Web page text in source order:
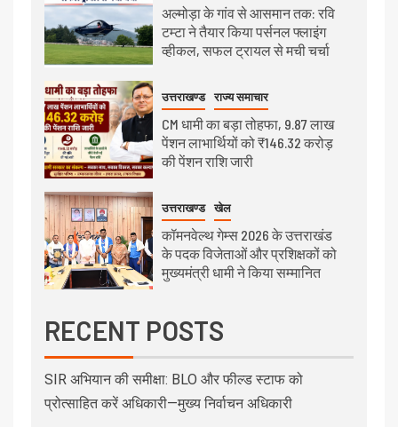
अल्मोड़ा के गांव से आसमान तक: रवि
टम्टा ने तैयार किया पर्सनल फ्लाइंग
व्हीकल, सफल ट्रायल से मची चर्चा
उत्तराखण्ड राज्य समाचार
CM धामी का बड़ा तोहफा, 9.87 लाख
पेंशन लाभार्थियों को ₹146.32 करोड़
की पेंशन राशि जारी
उत्तराखण्ड खेल
कॉमनवेल्थ गेम्स 2026 के उत्तराखंड
के पदक विजेताओं और प्रशिक्षकों को
मुख्यमंत्री धामी ने किया सम्मानित
RECENT POSTS
SIR अभियान की समीक्षा: BLO और फील्ड स्टाफ को
प्रोत्साहित करें अधिकारी—मुख्य निर्वाचन अधिकारी